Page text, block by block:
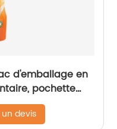
d'emballage en
pochette
devis